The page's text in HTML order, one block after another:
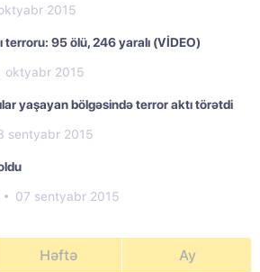
2015
terroru: 95 ölü, 246 yaralı (VİDEO)
oktyabr 2015
yaşayan bölgəsində terror aktı törətdi
sentyabr 2015
07 sentyabr 2015
Həftə Ay